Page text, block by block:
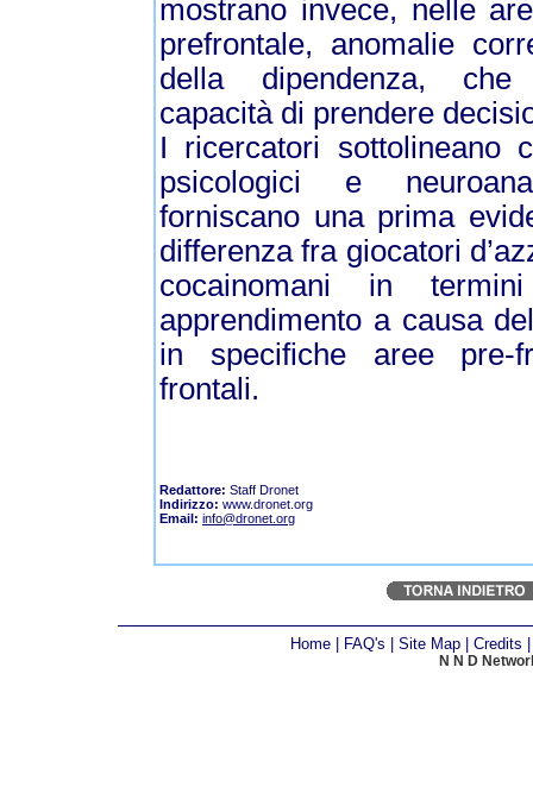
mostrano invece, nelle
prefrontale, anomalie
della dipendenza,
capacità di prendere
I ricercatori sottolineano
psicologici e
forniscano una prima
differenza fra giocatori
cocainomani in
apprendimento a causa
in specifiche aree pre-
frontali.
Redattore: Staff Dronet
Indirizzo: www.dronet.org
Email: info@dronet.org
Home| FAQ's Site Map| Credits
N N D